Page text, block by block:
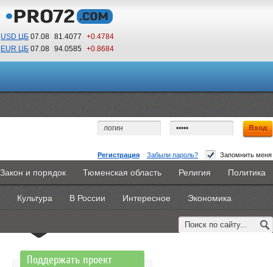
USD ЦБ 07.08 81.4077
+0.4784
EUR ЦБ 07.08 94.0585 +0.8684
19 54
По Гринвичу (GMT +5)
Регистрация Забыли пароль? Запомнить меня
Главная Новости Объявления КНИГИ ВестиNet
Каталоги 9PS Прочее
Закон и порядок Тюменская область Религия Политика
Культура В России Интересное Экономика
Доступ запрещен
Вы не имеете доступа к этой странице.
Возможно, Вам необходимо оформить подписку,
обратитесь к администрации сайта.
Поддержать проект